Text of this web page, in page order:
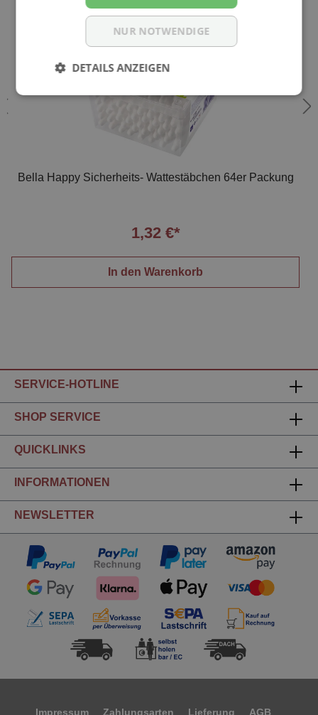
Bella Happy Sicherheits- Wattestäbchen 64er Packung
1,32 €*
In den Warenkorb
SERVICE-HOTLINE
SHOP SERVICE
QUICKLINKS
INFORMATIONEN
NEWSLETTER
Impressum Zahlungsarten Lieferung AGB
NUR NOTWENDIGE
DETAILS ANZEIGEN